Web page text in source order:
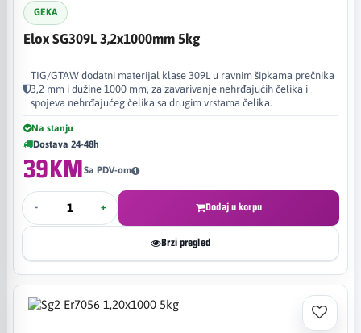
GEKA
Elox SG309L 3,2x1000mm 5kg
TIG/GTAW dodatni materijal klase 309L u ravnim šipkama prečnika
3,2 mm i dužine 1000 mm, za zavarivanje nehrđajućih čelika i
spojeva nehrđajućeg čelika sa drugim vrstama čelika.
Na stanju
Dostava 24-48h
39KMSa PDV-om
- + Dodaj u korpu
Brzi pregled